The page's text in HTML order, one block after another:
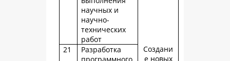
научных и
научно-
технических
работ
Создани
е новых
21
Разработка